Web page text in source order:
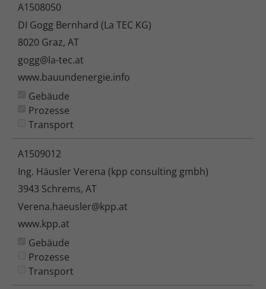
A1508050
DI Gogg Bernhard (La TEC KG)
8020 Graz, AT
gogg@la-tec.at
www.bauundenergie.info
Gebäude
Prozesse
Transport
A1509012
Ing. Häusler Verena (kpp consulting gmbh)
3943 Schrems, AT
Verena.haeusler@kpp.at
www.kpp.at
Gebäude
Prozesse
Transport